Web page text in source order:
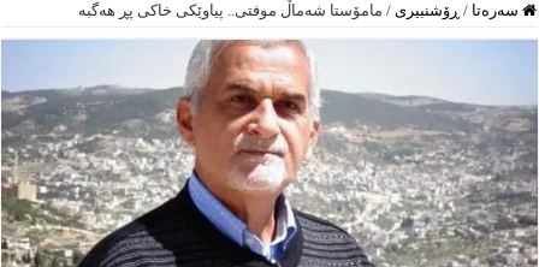
سەرەتا / ڕۆشنبیرى / مامۆستا شه‌ماڵ موفتی.. پیاوێكى خاكی پڕ هه‌گبه‌